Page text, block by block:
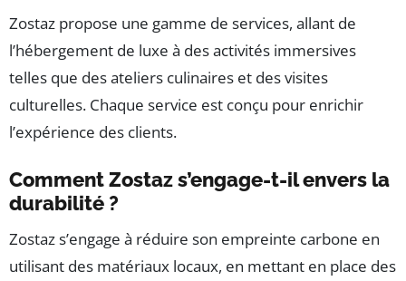
Zostaz propose une gamme de services, allant de
l’hébergement de luxe à des activités immersives
telles que des ateliers culinaires et des visites
culturelles. Chaque service est conçu pour enrichir
l’expérience des clients.
Comment Zostaz s’engage-t-il envers la
durabilité ?
Zostaz s’engage à réduire son empreinte carbone en
utilisant des matériaux locaux, en mettant en place des